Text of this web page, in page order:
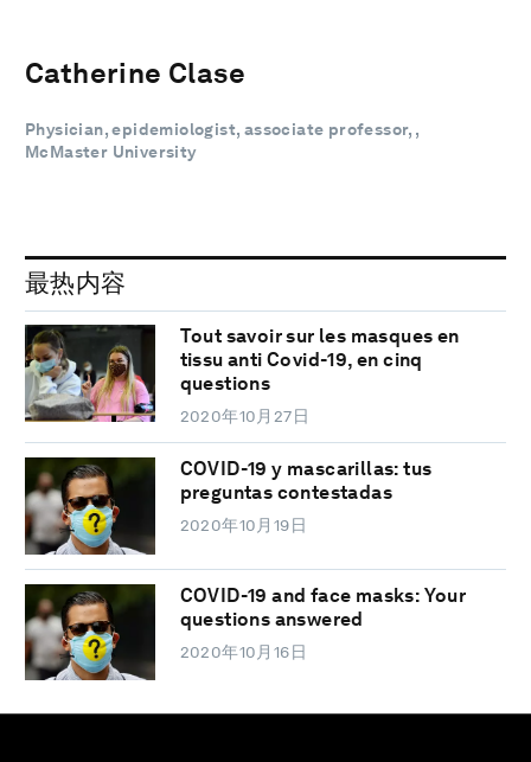
Catherine Clase
Physician, epidemiologist, associate professor, ,
McMaster University
最热内容
Tout savoir sur les masques en
tissu anti Covid-19, en cinq
questions
2020年10月27日
COVID-19 y mascarillas: tus
preguntas contestadas
2020年10月19日
COVID-19 and face masks: Your
questions answered
2020年10月16日